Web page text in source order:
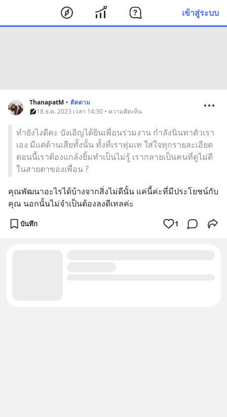
เข้าสู่ระบบ
ThanapatM • ติดตาม
18 ธ.ค. 2023 เวลา 14:30 • ความคิดเห็น
ทำยังไงดีคะ บังเอิญได้ยินเพื่อนร่วมงาน กำลังนินทาตัวเรา
เอง มีแต่ด้านเสียทั้งนั้น ทั้งที่เราทุ่มเท ใส่ใจทุกรายละเอียด
ตอนนี้เราต้องแกล้งยิ้มทำเป็นไม่รู้ เรากลายเป็นคนที่ดูไม่ดี
ในสายตาของเพื่อน ?
คุณพัฒนาอะไรได้บ้างจากสิ่งไม่ดีนั้น แค่นี้ค่ะที่มีประโยชน์กับ
คุณ นอกนั้นไม่จำเป็นต้องลงดีเทลค่ะ
บันทึก 1